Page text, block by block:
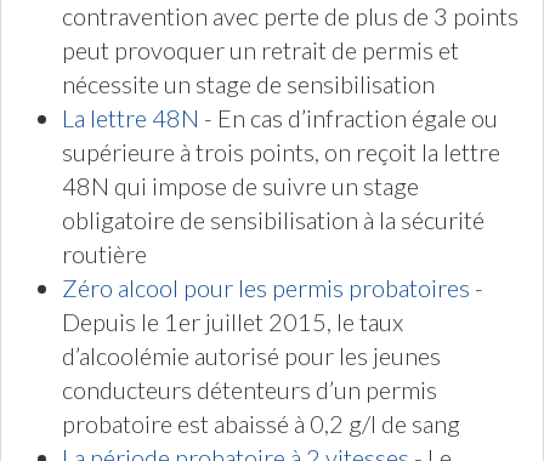
contravention avec perte de plus de 3 points
peut provoquer un retrait de permis et
nécessite un stage de sensibilisation
La lettre 48N - En cas d’infraction égale ou
supérieure à trois points, on reçoit la lettre
48N qui impose de suivre un stage
obligatoire de sensibilisation à la sécurité
routière
Zéro alcool pour les permis probatoires -
Depuis le 1er juillet 2015, le taux
d’alcoolémie autorisé pour les jeunes
conducteurs détenteurs d’un permis
probatoire est abaissé à 0,2 g/l de sang